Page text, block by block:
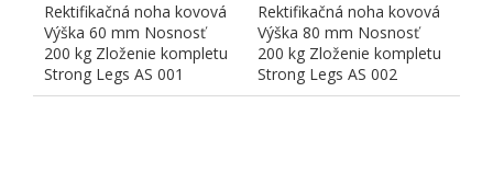
Rektifikačná noha kovová
Výška 60 mm Nosnosť
200 kg Zloženie kompletu
Strong Legs AS 001
Nastavovacia noha
Rektifikačná noha kovová
Výška 80 mm Nosnosť
200 kg Zloženie kompletu
Strong Legs AS 002
Nastavovacia noha